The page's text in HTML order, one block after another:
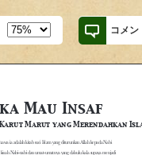
コメン